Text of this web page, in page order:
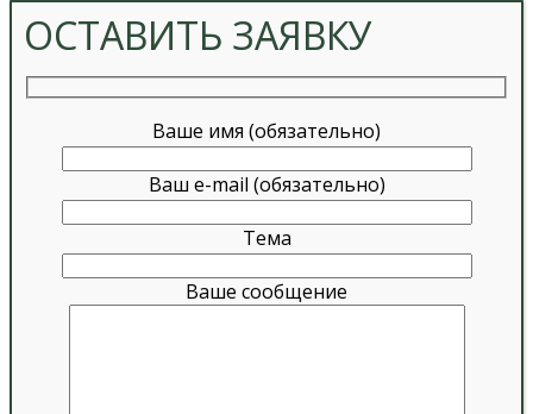
ОСТАВИТЬ ЗАЯВКУ
Ваше имя (обязательно)
Ваш e-mail (обязательно)
Тема
Ваше сообщение